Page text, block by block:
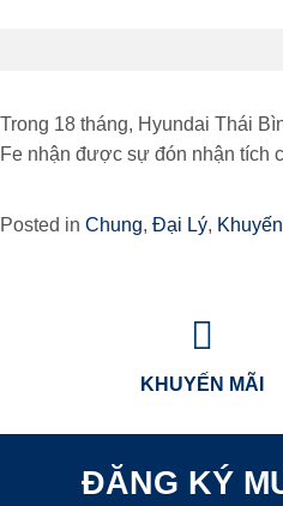
Trong 18 tháng, Hyundai Thái
Fe nhận được sự đón nhận tích
Posted in Chung, Đại Lý,
KHUYẾN MÃI
ĐĂNG KÝ